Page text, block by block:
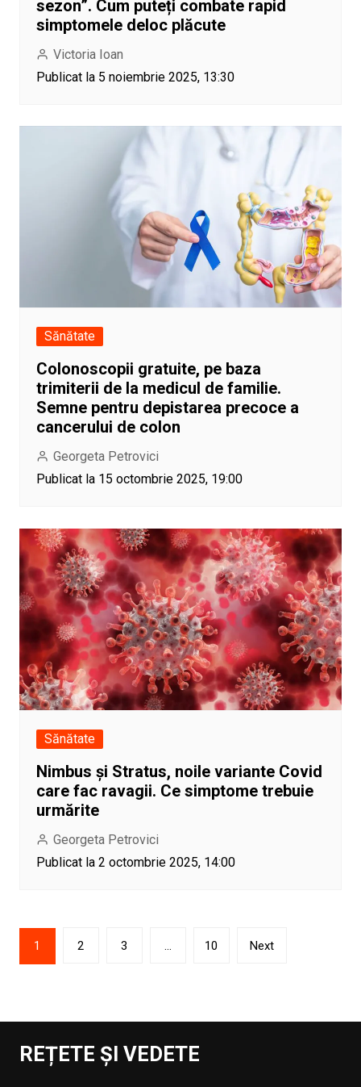
sezon”. Cum puteți combate rapid
simptomele deloc plăcute
Victoria Ioan
Publicat la 5 noiembrie 2025, 13:30
Sănătate
Colonoscopii gratuite, pe baza
trimiterii de la medicul de familie.
Semne pentru depistarea precoce a
cancerului de colon
Georgeta Petrovici
Publicat la 15 octombrie 2025, 19:00
Sănătate
Nimbus și Stratus, noile variante Covid
care fac ravagii. Ce simptome trebuie
urmărite
Georgeta Petrovici
Publicat la 2 octombrie 2025, 14:00
Paginație
articole
1 2 3 … 10 Next
REȚETE ȘI VEDETE